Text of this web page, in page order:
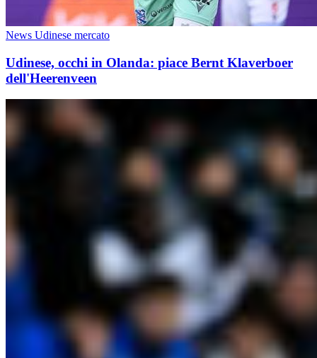
News Udinese mercato
Udinese, occhi in Olanda: piace Bernt Klaverboer
dell'Heerenveen